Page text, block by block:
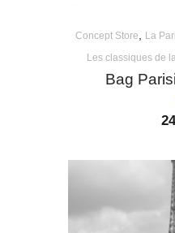
Concept Store La
Les classiques de
Bag